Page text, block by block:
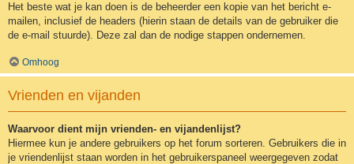
Het beste wat je kan doen is de beheerder een kopie van het bericht e-
mailen, inclusief de headers (hierin staan de details van de gebruiker die
de e-mail stuurde). Deze zal dan de nodige stappen ondernemen.
Omhoog
Vrienden en vijanden
Waarvoor dient mijn vrienden- en vijandenlijst?
Hiermee kun je andere gebruikers op het forum sorteren. Gebruikers die in
je vriendenlijst staan worden in het gebruikerspaneel weergegeven zodat